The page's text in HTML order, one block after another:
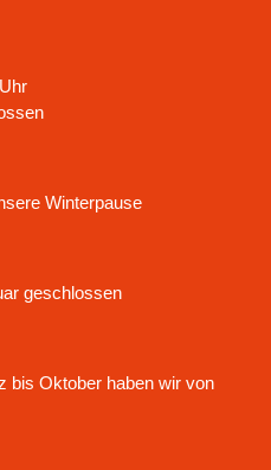
Winterpause
geschlossen
bis Oktober haben wir von